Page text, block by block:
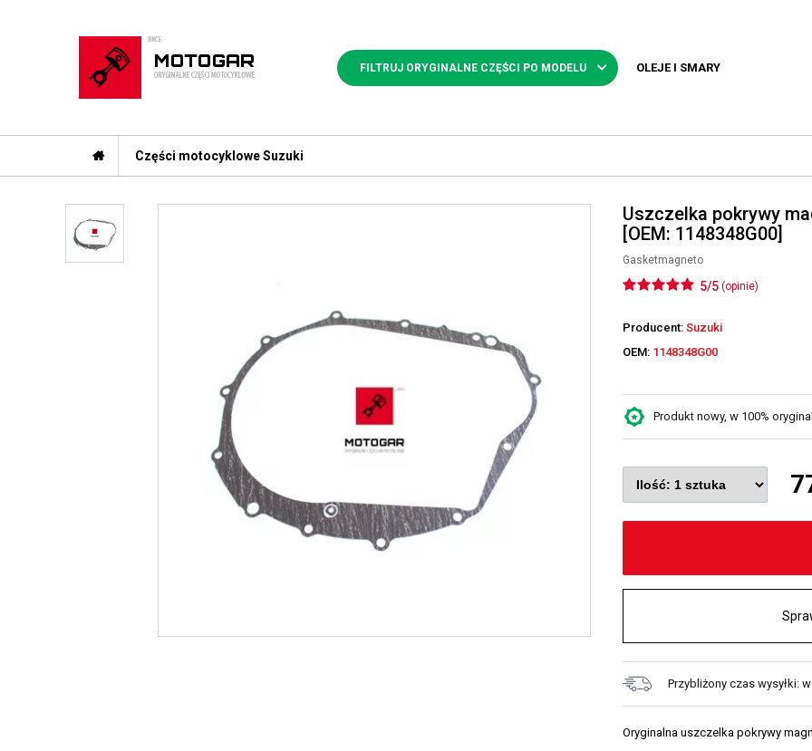
FILTRUJ ORYGINALNE CZĘŚCI PO MODELU OLEJE I SMARY
Części motocyklowe Suzuki
Uszczelka pokrywy
[OEM: 1148348G00]
Gasketmagneto
5/5 (opinie)
Producent: Suzuki
OEM: 1148348G00
Produkt nowy, w 100%
Przybliżony czas wysyłki:
Oryginalna uszczelka pokrywy